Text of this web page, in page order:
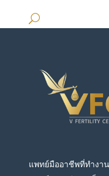
แพทย์มืออาชีพที่ทำงา